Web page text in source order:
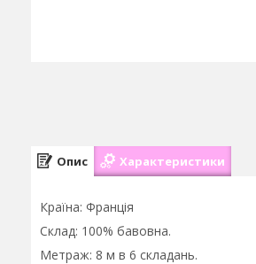
Опис Характеристики
Країна: Франція
Склад: 100% бавовна.
Метраж: 8 м в 6 складань.